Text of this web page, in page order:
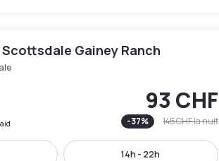
Gainey Ranch
93 CHF
-37% 145 CHFla nuit
14h - 22h